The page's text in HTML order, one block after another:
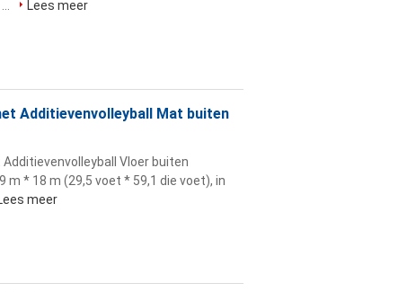
Lees meer
Additievenvolleyball Mat buiten
Vloer buiten
* 18 m (29,5 voet * 59,1 die voet), in
meer